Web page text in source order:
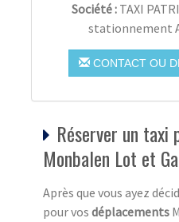
Société : TAXI
stationnement
CONTACT OU
Réserver un taxi
Monbalen Lot et
Après que vous ayez
pour vos déplacements